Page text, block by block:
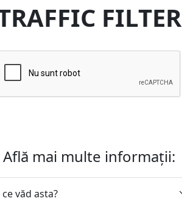
FILTER
Află mai multe informații:
ce văd asta?